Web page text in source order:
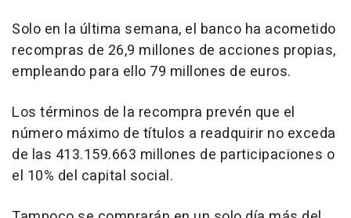
Solo en la última semana, el banco ha acometido
recompras de 26,9 millones de acciones propias,
empleando para ello 79 millones de euros.
Los términos de la recompra prevén que el
número máximo de títulos a readquirir no exceda
de las 413.159.663 millones de participaciones o
el 10% del capital social.